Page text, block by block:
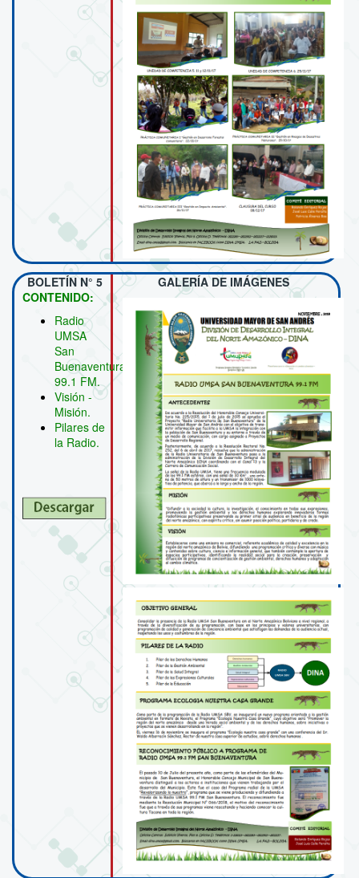
BOLETÍN N° 5
CONTENIDO:
Radio
UMSA
San
Buenaventura
99.1 FM.
Visión -
Misión.
Pilares de
la Radio.
GALERÍA DE IMÁGENES